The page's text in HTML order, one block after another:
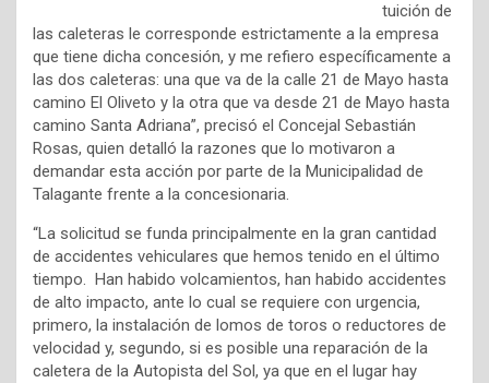
tuición de
las caleteras le corresponde estrictamente a la empresa
que tiene dicha concesión, y me refiero específicamente a
las dos caleteras: una que va de la calle 21 de Mayo hasta
camino El Oliveto y la otra que va desde 21 de Mayo hasta
camino Santa Adriana”, precisó el Concejal Sebastián
Rosas, quien detalló la razones que lo motivaron a
demandar esta acción por parte de la Municipalidad de
Talagante frente a la concesionaria.
“La solicitud se funda principalmente en la gran cantidad
de accidentes vehiculares que hemos tenido en el último
tiempo. Han habido volcamientos, han habido accidentes
de alto impacto, ante lo cual se requiere con urgencia,
primero, la instalación de lomos de toros o reductores de
velocidad y, segundo, si es posible una reparación de la
caletera de la Autopista del Sol, ya que en el lugar hay